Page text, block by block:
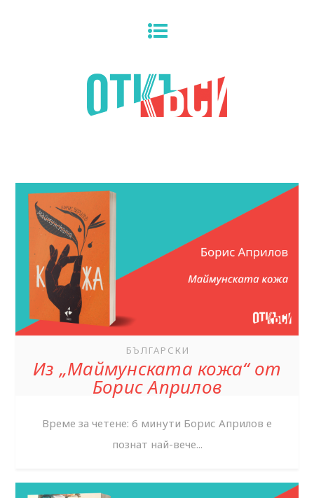
БЪЛГАРСКИ
Из „Маймунската кожа“ от
Борис Априлов
Време за четене: 6 минути Борис Априлов е
познат най-вече...